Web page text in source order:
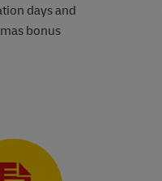
days and
bonus